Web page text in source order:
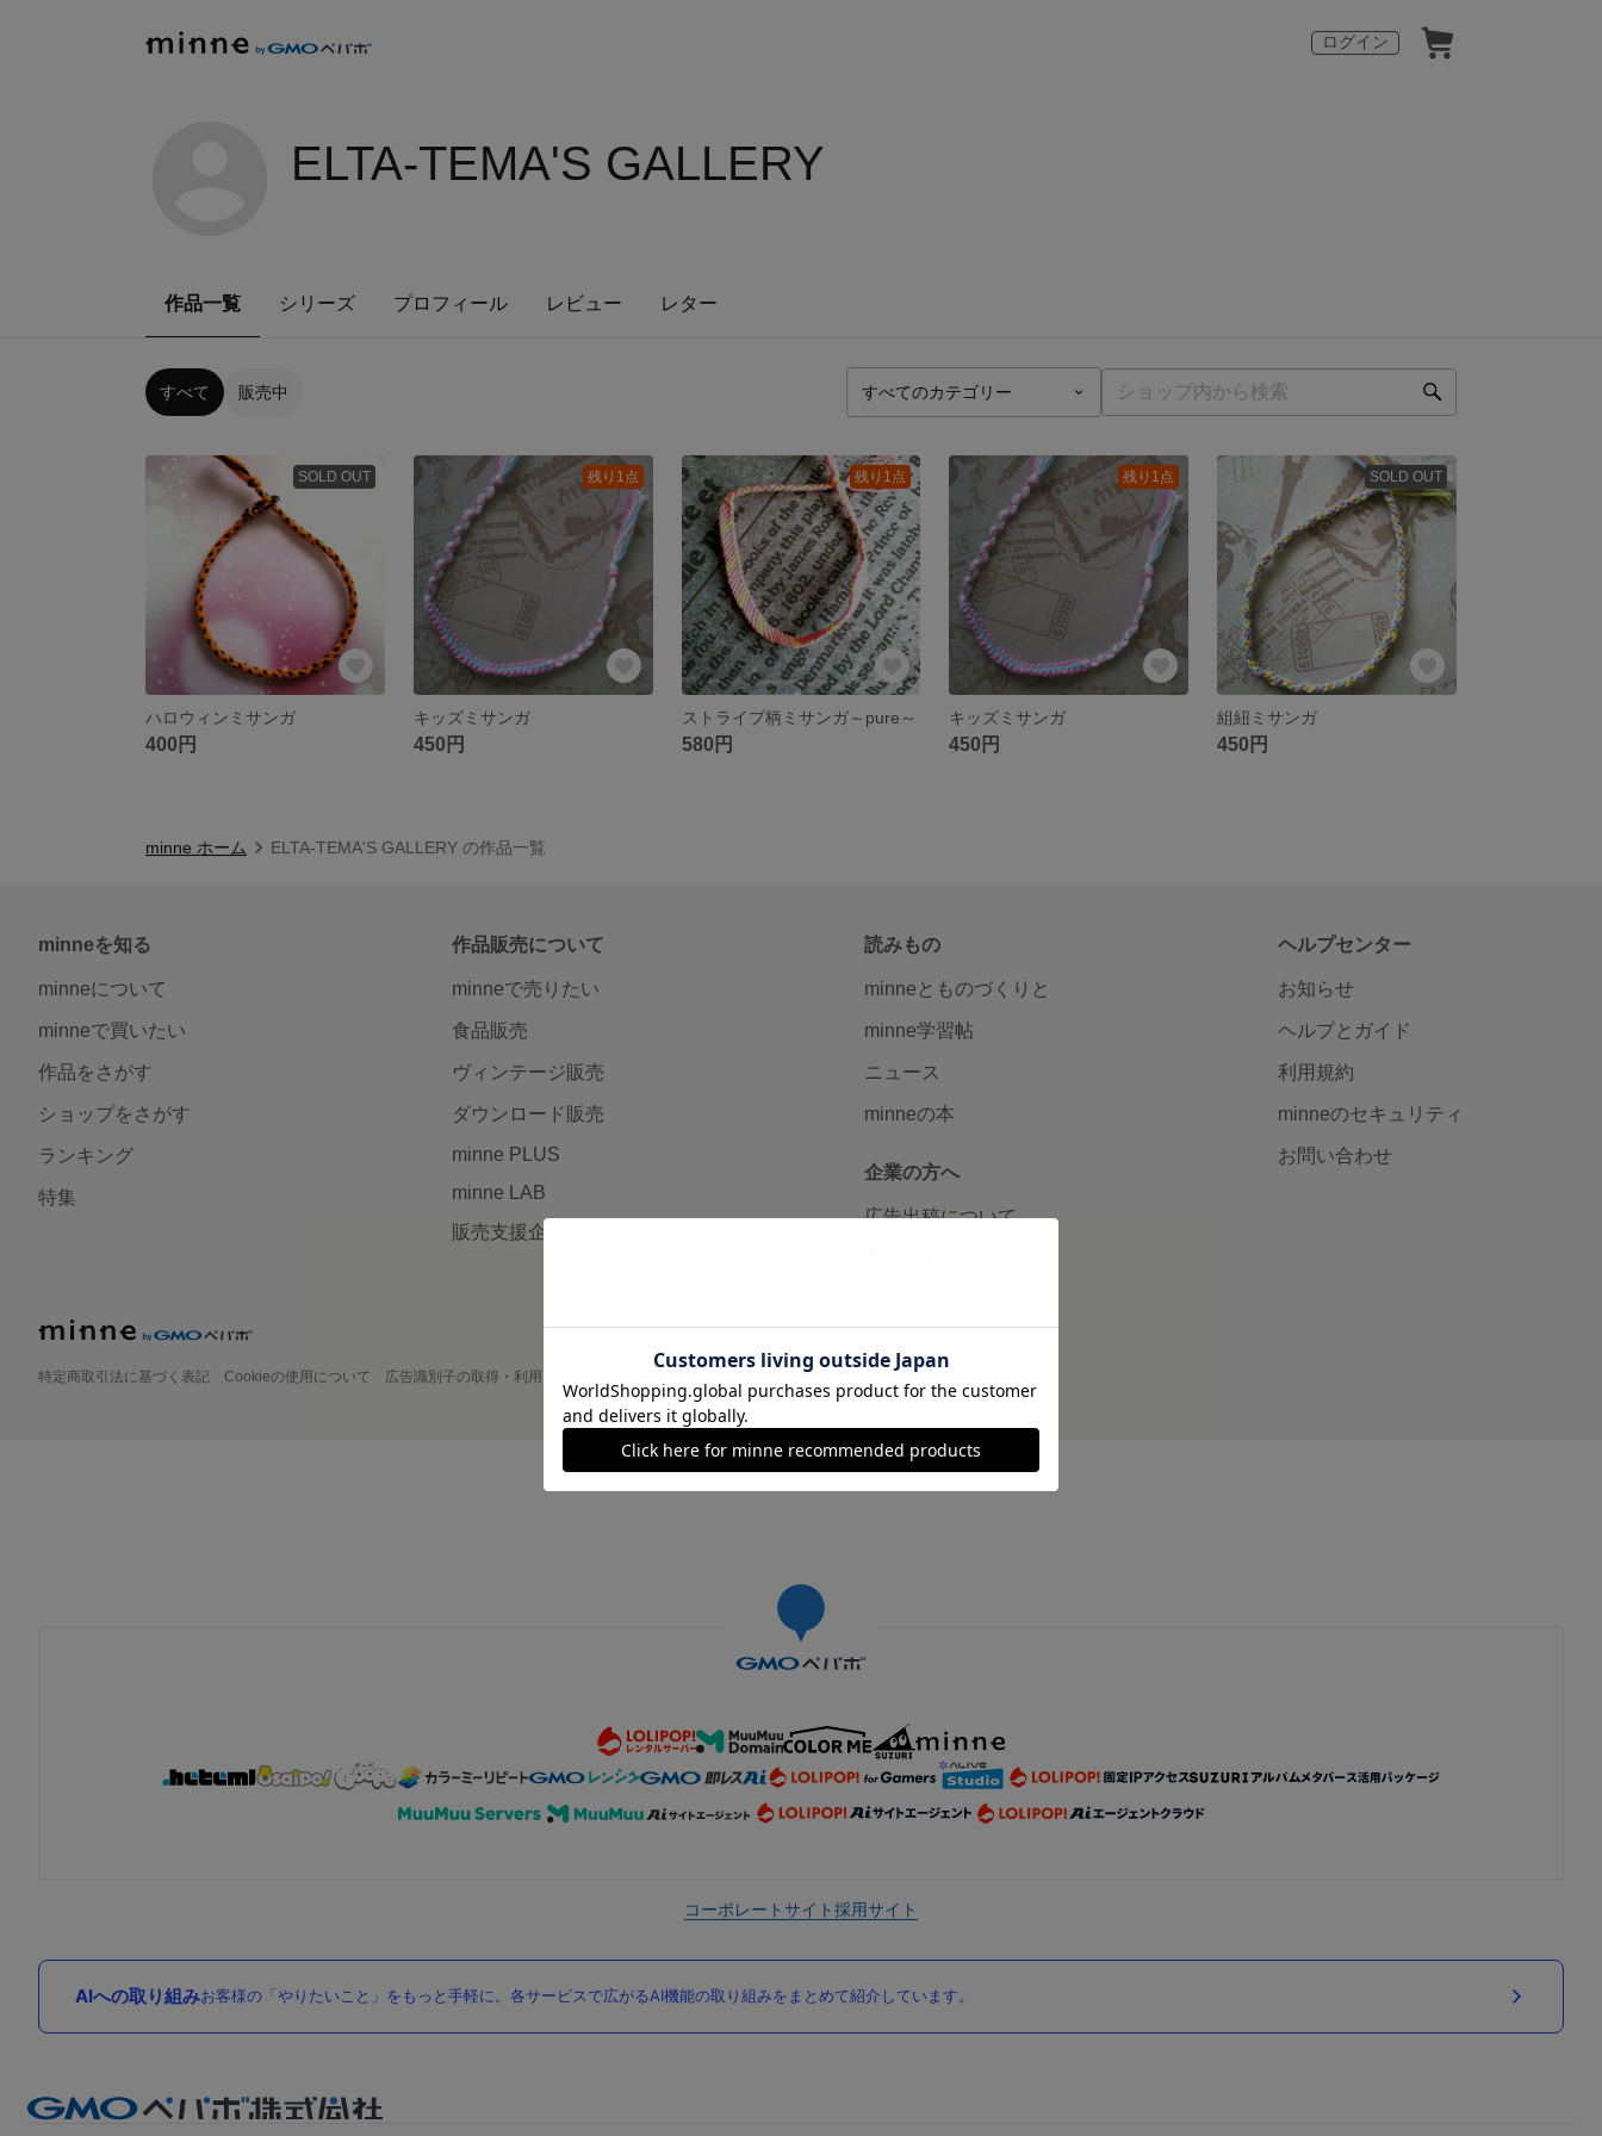
ログイン
ELTA-TEMA'S GALLERY
作品一覧 シリーズ プロフィール レビュー レター
すべて 販売中
SOLD OUT
ハロウィンミサンガ
400円
残り1点
キッズミサンガ
450円
残り1点
ストライプ柄ミサンガ～pure～
580円
残り1点
キッズミサンガ
450円
SOLD OUT
組紐ミサンガ
450円
minne ホーム ELTA-TEMA'S GALLERY の作品一覧
minneを知る
minneについて
minneで買いたい
作品をさがす
ショップをさがす
ランキング
特集
作品販売について
minneで売りたい
食品販売
ヴィンテージ販売
ダウンロード販売
minne PLUS
minne LAB
販売支援企画・イベント
読みもの
minneとものづくりと
minne学習帖
ニュース
minneの本
企業の方へ
広告出稿について
ヘルプセンター
お知らせ
ヘルプとガイド
利用規約
minneのセキュリティ
お問い合わせ
特定商取引法に基づく表記 Cookieの使用について 広告識別子の取得・利用 採用情報 メディアキット
©GMO Pepabo, Inc. All rights reserved.
コーポレートサイト採用サイト
AIへの取り組みお客様の「やりたいこと」をもっと手軽に。各サービスで広がるAI機能の取り組みをまとめて紹介しています。